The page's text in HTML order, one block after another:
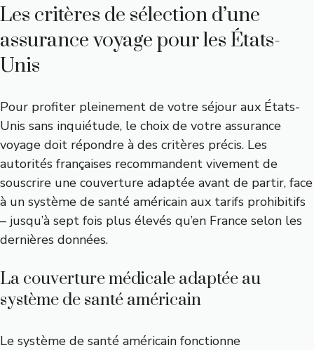
Les critères de sélection d’une
assurance voyage pour les États-
Unis
Pour profiter pleinement de votre séjour aux États-
Unis sans inquiétude, le choix de votre assurance
voyage doit répondre à des critères précis. Les
autorités françaises recommandent vivement de
souscrire une couverture adaptée avant de partir, face
à un système de santé américain aux tarifs prohibitifs
– jusqu’à sept fois plus élevés qu’en France selon les
dernières données.
La couverture médicale adaptée au
système de santé américain
Le système de santé américain fonctionne